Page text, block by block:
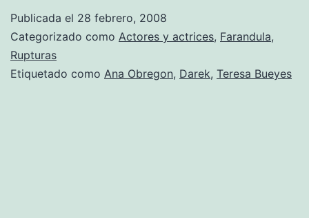
la
a
Publicada el 28 febrero, 2008
Categorizado como Actores y actrices, Farandula,
Rupturas
Etiquetado como Ana Obregon, Darek, Teresa Bueyes